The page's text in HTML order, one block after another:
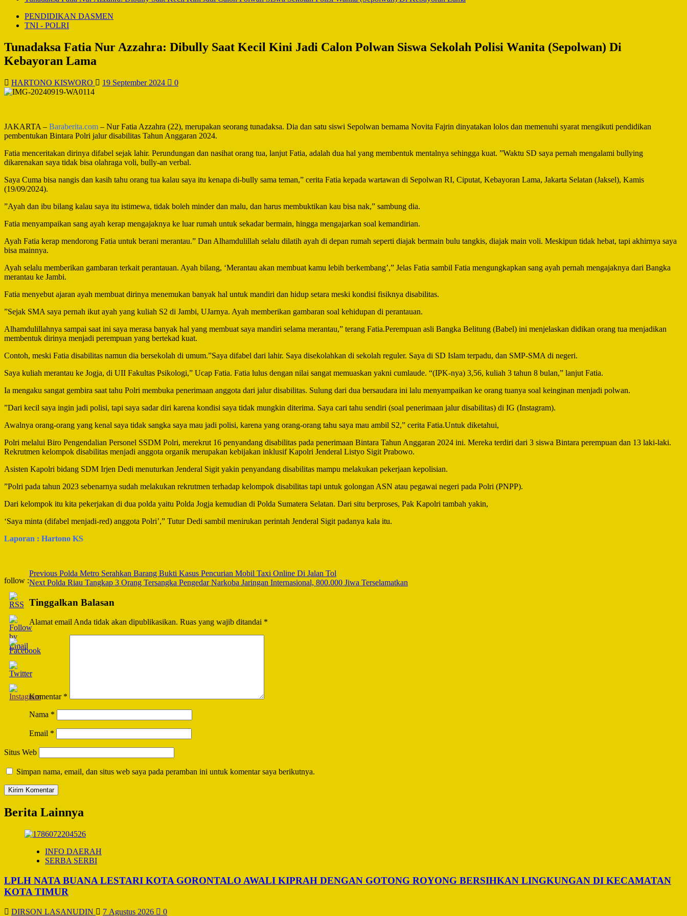
PENDIDIKAN DASMEN
TNI - POLRI
Tunadaksa Fatia Nur Azzahra: Dibully Saat Kecil Kini Jadi Calon Polwan Siswa Sekolah Polisi Wanita (Sepolwan) Di
Kebayoran Lama
HARTONO KISWORO 19 September 2024 0
JAKARTA – Baraberita.com – Nur Fatia Azzahra (22), merupakan seorang tunadaksa. Dia dan satu siswi Sepolwan bernama Novita Fajrin dinyatakan lolos dan memenuhi syarat mengikuti pendidikan
pembentukan Bintara Polri jalur disabilitas Tahun Anggaran 2024.
Fatia menceritakan dirinya difabel sejak lahir. Perundungan dan nasihat orang tua, lanjut Fatia, adalah dua hal yang membentuk mentalnya sehingga kuat. ”Waktu SD saya pernah mengalami bullying
dikarenakan saya tidak bisa olahraga voli, bully-an verbal.
Saya Cuma bisa nangis dan kasih tahu orang tua kalau saya itu kenapa di-bully sama teman,” cerita Fatia kepada wartawan di Sepolwan RI, Ciputat, Kebayoran Lama, Jakarta Selatan (Jaksel), Kamis
(19/09/2024).
”Ayah dan ibu bilang kalau saya itu istimewa, tidak boleh minder dan malu, dan harus membuktikan kau bisa nak,” sambung dia.
Fatia menyampaikan sang ayah kerap mengajaknya ke luar rumah untuk sekadar bermain, hingga mengajarkan soal kemandirian.
Ayah Fatia kerap mendorong Fatia untuk berani merantau.” Dan Alhamdulillah selalu dilatih ayah di depan rumah seperti diajak bermain bulu tangkis, diajak main voli. Meskipun tidak hebat, tapi akhirnya saya
bisa mainnya.
Ayah selalu memberikan gambaran terkait perantauan. Ayah bilang, ‘Merantau akan membuat kamu lebih berkembang’,” Jelas Fatia sambil Fatia mengungkapkan sang ayah pernah mengajaknya dari Bangka
merantau ke Jambi.
Fatia menyebut ajaran ayah membuat dirinya menemukan banyak hal untuk mandiri dan hidup setara meski kondisi fisiknya disabilitas.
”Sejak SMA saya pernah ikut ayah yang kuliah S2 di Jambi, UJarnya. Ayah memberikan gambaran soal kehidupan di perantauan.
Alhamdulillahnya sampai saat ini saya merasa banyak hal yang membuat saya mandiri selama merantau,” terang Fatia.Perempuan asli Bangka Belitung (Babel) ini menjelaskan didikan orang tua menjadikan
membentuk dirinya menjadi perempuan yang bertekad kuat.
Contoh, meski Fatia disabilitas namun dia bersekolah di umum.”Saya difabel dari lahir. Saya disekolahkan di sekolah reguler. Saya di SD Islam terpadu, dan SMP-SMA di negeri.
Saya kuliah merantau ke Jogja, di UII Fakultas Psikologi,” Ucap Fatia. Fatia lulus dengan nilai sangat memuaskan yakni cumlaude. “(IPK-nya) 3,56, kuliah 3 tahun 8 bulan,” lanjut Fatia.
Ia mengaku sangat gembira saat tahu Polri membuka penerimaan anggota dari jalur disabilitas. Sulung dari dua bersaudara ini lalu menyampaikan ke orang tuanya soal keinginan menjadi polwan.
”Dari kecil saya ingin jadi polisi, tapi saya sadar diri karena kondisi saya tidak mungkin diterima. Saya cari tahu sendiri (soal penerimaan jalur disabilitas) di IG (Instagram).
Awalnya orang-orang yang kenal saya tidak sangka saya mau jadi polisi, karena yang orang-orang tahu saya mau ambil S2,” cerita Fatia.Untuk diketahui,
Polri melalui Biro Pengendalian Personel SSDM Polri, merekrut 16 penyandang disabilitas pada penerimaan Bintara Tahun Anggaran 2024 ini. Mereka terdiri dari 3 siswa Bintara perempuan dan 13 laki-laki.
Rekrutmen kelompok disabilitas menjadi anggota organik merupakan kebijakan inklusif Kapolri Jenderal Listyo Sigit Prabowo.
Asisten Kapolri bidang SDM Irjen Dedi menuturkan Jenderal Sigit yakin penyandang disabilitas mampu melakukan pekerjaan kepolisian.
”Polri pada tahun 2023 sebenarnya sudah melakukan rekrutmen terhadap kelompok disabilitas tapi untuk golongan ASN atau pegawai negeri pada Polri (PNPP).
Dari kelompok itu kita pekerjakan di dua polda yaitu Polda Jogja kemudian di Polda Sumatera Selatan. Dari situ berproses, Pak Kapolri tambah yakin,
‘Saya minta (difabel menjadi-red) anggota Polri’,” Tutur Dedi sambil menirukan perintah Jenderal Sigit padanya kala itu.
Laporan : Hartono KS
follow :
Post
Navigation
Previous Polda Metro Serahkan Barang Bukti Kasus Pencurian Mobil Taxi Online Di Jalan Tol
Next Polda Riau Tangkap 3 Orang Tersangka Pengedar Narkoba Jaringan Internasional, 800.000 Jiwa Terselamatkan
Tinggalkan Balasan
Alamat email Anda tidak akan dipublikasikan. Ruas yang wajib ditandai *
Komentar *
Nama *
Email *
Situs Web
Simpan nama, email, dan situs web saya pada peramban ini untuk komentar saya berikutnya.
Berita Lainnya
INFO DAERAH
SERBA SERBI
LPLH NATA BUANA LESTARI KOTA GORONTALO AWALI KIPRAH DENGAN GOTONG ROYONG BERSIHKAN LINGKUNGAN DI KECAMATAN
KOTA TIMUR
DIRSON LASANUDIN 7 Agustus 2026 0